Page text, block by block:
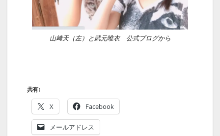
山﨑天（左）と武元唯衣 公式ブログから
共有:
X Facebook
メールアドレス